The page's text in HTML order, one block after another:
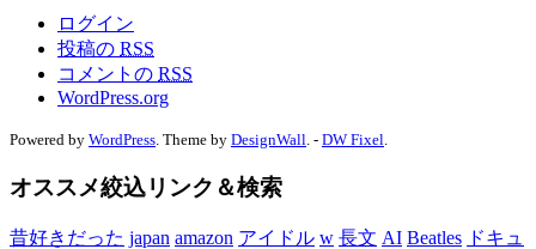
ログイン
投稿の RSS
コメントの RSS
WordPress.org
Powered by WordPress. Theme by DesignWall. - DW Fixel.
オススメ絞込リンク＆検索
昔好きだった japan amazon アイドル w 長文 AI Beatles ドキュ